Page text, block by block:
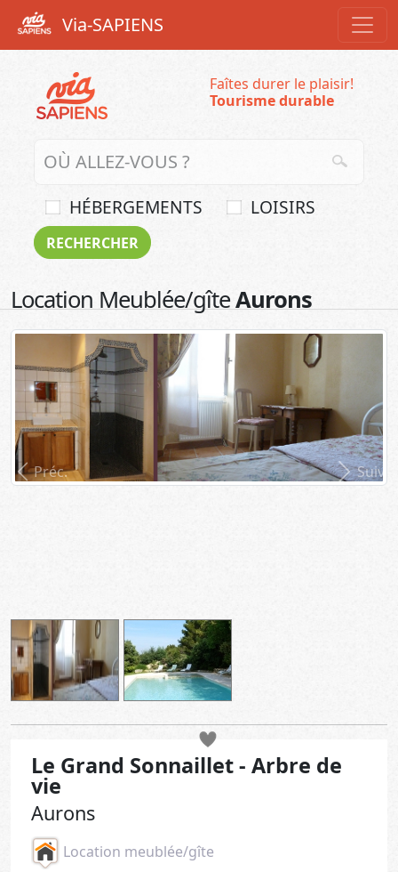
Via-SAPIENS
Faîtes durer le plaisir!
Tourisme durable
HÉBERGEMENTS LOISIRS
Location Meublée/gîteAurons
Préc. Suiv.
Le Grand Sonnaillet - Arbre de
vie
Aurons
Location meublée/gîte